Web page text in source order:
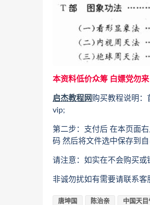
本资料低价众筹 白嫖党勿
启杰教程网购买教程说明：
vip;
第二步：支付后 在本页面
码 然后将文件选中保存到
请注意：如实在不会购买
非诚勿扰如有需要请联系
唐坤国 陈治亲 中国天